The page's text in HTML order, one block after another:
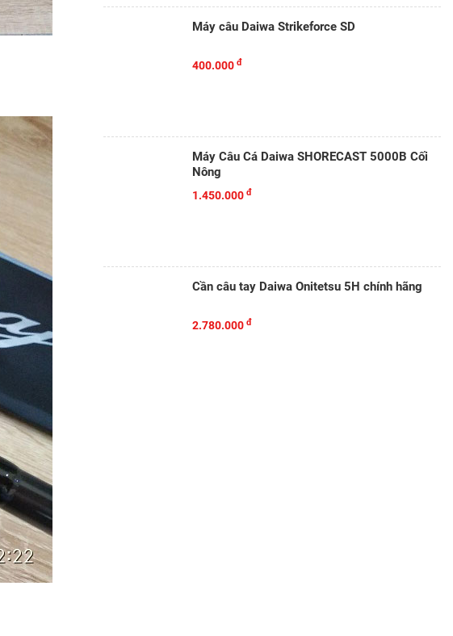
Máy câu Daiwa Strikeforce SD
400.000 đ
Máy Câu Cá Daiwa SHORECAST 5000B Cối
Nông
1.450.000 đ
Cần câu tay Daiwa Onitetsu 5H chính hãng
2.780.000 đ